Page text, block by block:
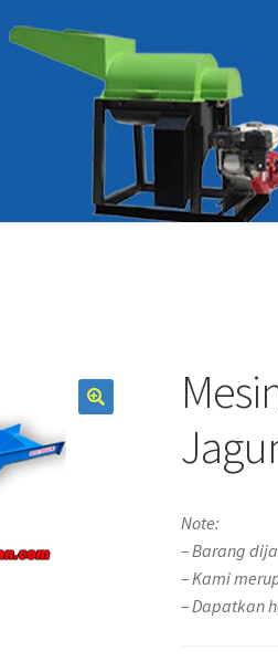
Note:
– Barang
– Kami
– Dapatkan